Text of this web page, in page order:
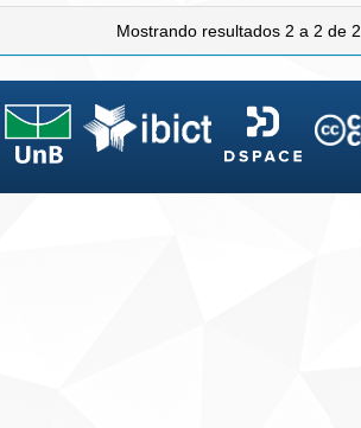
Mostrando resultados 2 a 2 de 2